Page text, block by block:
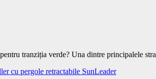
tranziția verde? Una dintre principalele